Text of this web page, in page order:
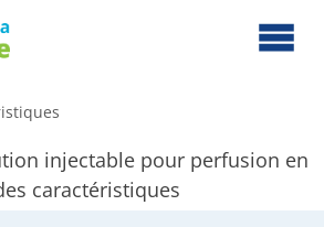
injectable pour perfusion en
caractéristiques